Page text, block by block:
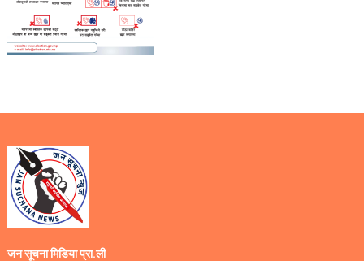
जन सूचना मिडिया प्रा.ली